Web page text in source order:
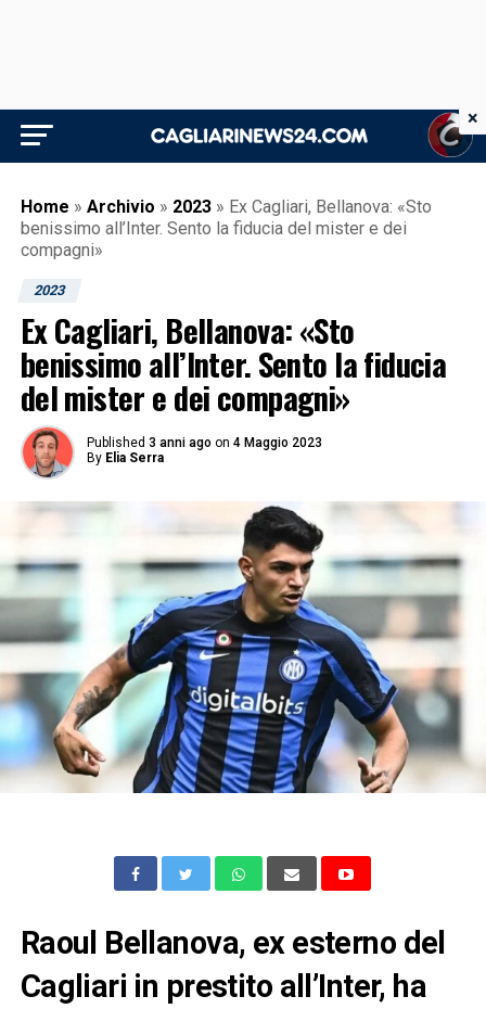
Home » Archivio » 2023 » Ex Cagliari, Bellanova: «Sto
benissimo all’Inter. Sento la fiducia del mister e dei
compagni»
2023
Ex Cagliari, Bellanova: «Sto
benissimo all’Inter. Sento la fiducia
del mister e dei compagni»
Published 3 anni ago on 4 Maggio 2023
By Elia Serra
Raoul Bellanova, ex esterno del
Cagliari in prestito all’Inter, ha
×